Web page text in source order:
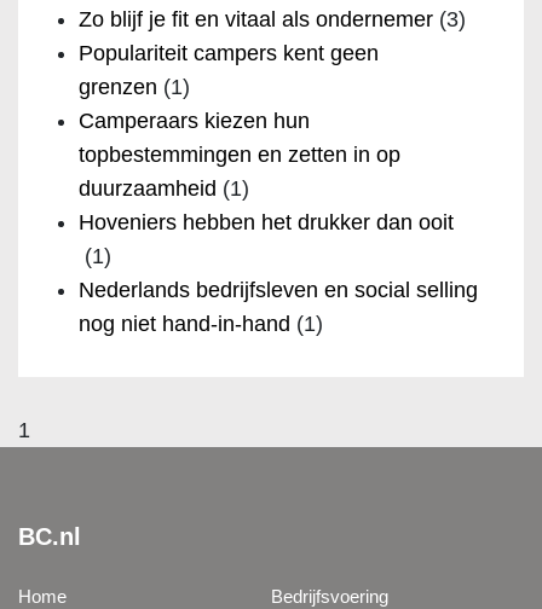
Zo blijf je fit en vitaal als ondernemer (3)
Populariteit campers kent geen
grenzen (1)
Camperaars kiezen hun
topbestemmingen en zetten in op
duurzaamheid (1)
Hoveniers hebben het drukker dan ooit
(1)
Nederlands bedrijfsleven en social selling
nog niet hand-in-hand (1)
1
BC.nl
Home
Bedrijfsvoering